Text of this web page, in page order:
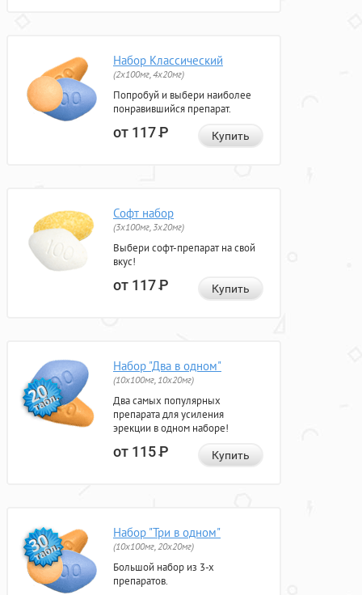
Набор Классический
(2x100мг, 4x20мг)
Попробуй и выбери наиболее
понравившийся препарат.
от 117Р Купить
Софт набор
(3x100мг, 3x20мг)
Выбери софт-препарат на свой
вкус!
от 117Р Купить
Набор "Два в одном"
(10x100мг, 10x20мг)
Два самых популярных
препарата для усиления
эрекции в одном наборе!
от 115Р Купить
Набор "Три в одном"
(10x100мг, 20x20мг)
Большой набор из 3-х
препаратов.